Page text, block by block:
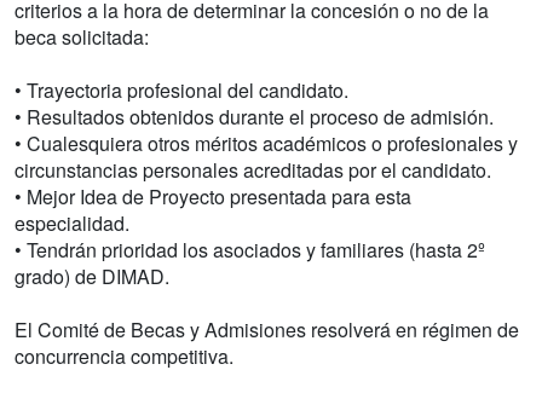
criterios a la hora de determinar la concesión o no de la
beca solicitada:
• Trayectoria profesional del candidato.
• Resultados obtenidos durante el proceso de admisión.
• Cualesquiera otros méritos académicos o profesionales y
circunstancias personales acreditadas por el candidato.
• Mejor Idea de Proyecto presentada para esta
especialidad.
• Tendrán prioridad los asociados y familiares (hasta 2º
grado) de DIMAD.
El Comité de Becas y Admisiones resolverá en régimen de
concurrencia competitiva.